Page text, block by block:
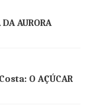
AURORA
O AÇÚCAR